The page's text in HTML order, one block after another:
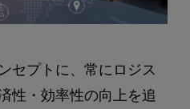
セプトに、常にロジス
性・効率性の向上を追